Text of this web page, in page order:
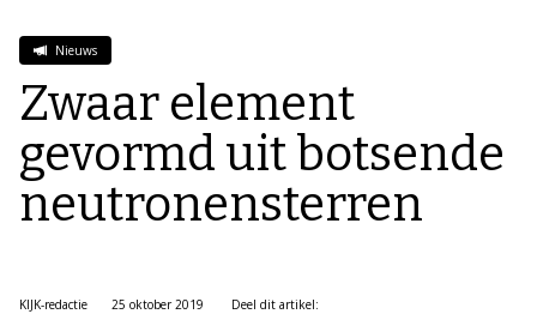
Nieuws
Zwaar element
gevormd uit botsende
neutronensterren
KIJK-redactie
25 oktober 2019
Deel dit artikel: